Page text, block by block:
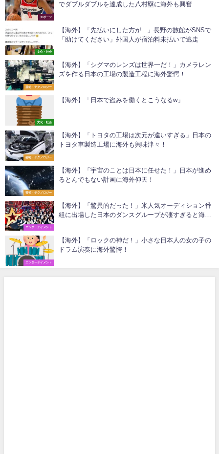
スポーツ
でダブルダブルを達成した八村塁に海外も興奮
文化・社会
【海外】「先払いにした方が...」長野の旅館がSNSで
「助けてください」外国人が宿泊料未払いで逃走
芸術・テクノロジー
【海外】「シグマのレンズは世界一だ！」カメラレン
ズを作る日本の工場の製造工程に海外驚愕！
文化・社会
【海外】「日本で盗みを働くとこうなるw」
芸術・テクノロジー
【海外】「トヨタの工場は次元が違いすぎる」日本の
トヨタ車製造工場に海外も興味津々！
芸術・テクノロジー
【海外】「宇宙のことは日本に任せた！」日本が進め
るとんでもない計画に海外仰天！
エンターテイメント
【海外】「驚異的だった！」米人気オーディション番
組に出場した日本のダンスグループが凄すぎると海外
エンターテイメント
【海外】「ロックの神だ！」小さな日本人の女の子の
ドラム演奏に海外驚愕！